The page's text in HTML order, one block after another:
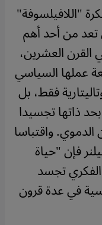
"اللافيلسوفة"
التي تعد من أحد أهم
القرن العشرين،
عملها السياسي
فقط، بل
ذاتها تجسيدا
واقتباسا
فإن "حياة
الفكري تجسد
في عدة قرون